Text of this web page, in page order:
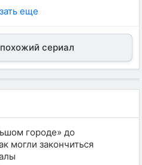
еще
сериал
городе» до
могли закончиться